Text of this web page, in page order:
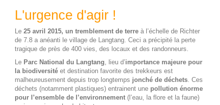
L'urgence d'agir !
Le 25 avril 2015, un tremblement de terre à l’échelle de Richter
de 7.8 a anéanti le village de Langtang. Ceci a précipité la perte
tragique de près de 400 vies, des locaux et des randonneurs.
Le Parc National du Langtang, lieu d’importance majeure pour
la biodiversité et destination favorite des trekkeurs est
malheureusement depuis trop longtemps jonché de déchets. Ces
déchets (notamment plastiques) entrainent une pollution énorme
pour l’ensemble de l’environnement (l’eau, la flore et la faune)